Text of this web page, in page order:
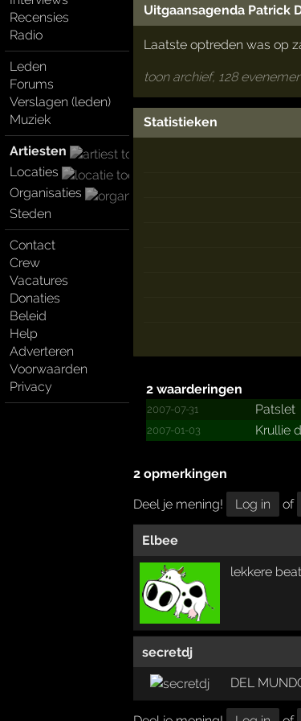
Recensies
Radio
Leden
Forums
Verslagen (leden)
Muziek
Artiesten
Locaties
Organisaties
Steden
Contact
Crew
Vacatures
Donaties
Beleid
Help
Adverteren
Voorwaarden
Privacy
Uitgaansagenda Patrick
Laatste optreden was op
toon archief, 128
Statistieken
2 waarderingen
2007-07-31 Patslet
2007-01-03 Krullie
2 opmerkingen
Deel je mening!
Log in of
Elbee
lekkere
secretdj
DEL